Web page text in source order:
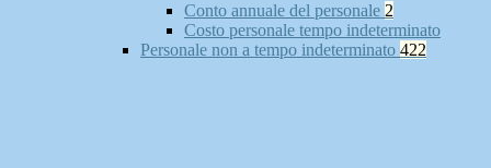
Conto annuale del personale 2
Costo personale tempo indeterminato
Personale non a tempo indeterminato 422